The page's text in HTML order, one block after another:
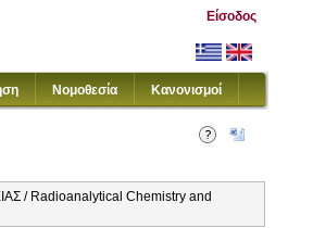
Είσοδος
Νομοθεσία Κανονισμοί
/ Radioanalytical Chemistry and